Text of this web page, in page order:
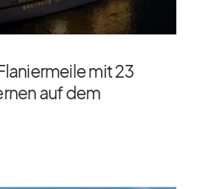
mit 23
auf dem